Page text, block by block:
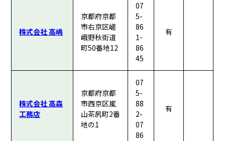
株式会社 高嶋
京都府京都
市右京区嵯
峨野秋街道
町50番地12
07
5-
86
1-
86
45
有
株式会社 高森
工務店
京都府京都
市西京区嵐
山茶尻町2番
地の1
07
5-
88
2-
07
86
有